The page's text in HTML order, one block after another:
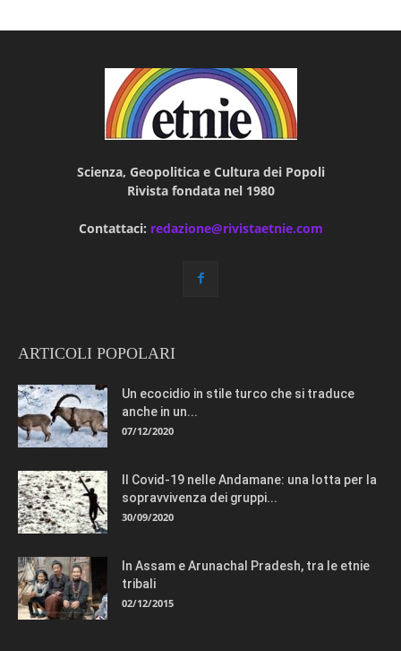
Scienza, Geopolitica e Cultura dei Popoli
Rivista fondata nel 1980
Contattaci: redazione@rivistaetnie.com
ARTICOLI POPOLARI
Un ecocidio in stile turco che si traduce
anche in un...
07/12/2020
Il Covid-19 nelle Andamane: una lotta per la
sopravvivenza dei gruppi...
30/09/2020
In Assam e Arunachal Pradesh, tra le etnie
tribali
02/12/2015